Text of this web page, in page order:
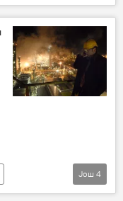
Мађарска
Још 4